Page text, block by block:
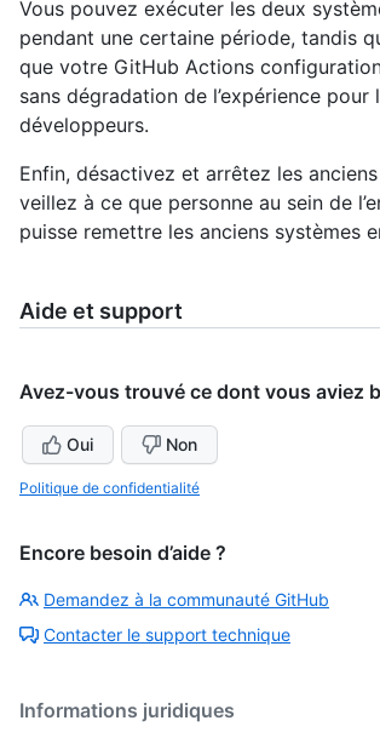
Vous pouvez exécuter les deux
pendant une certaine période, tandis
que votre GitHub Actions
sans dégradation de l’expérience pour
développeurs.
Enfin, désactivez et arrêtez les
veillez à ce que personne au sein de
puisse remettre les anciens systèmes
Aide et support
Avez-vous trouvé ce dont vous aviez
Oui Non
Politique de confidentialité
Encore besoin d’aide ?
Demandez à la communauté GitHub
Contacter le support technique
Informations juridiques